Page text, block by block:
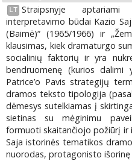
LT Straipsnyje
interpretavimo būdai Kazio
(Baimė)“ (1965/1966) ir
klausimas, kiek dramaturgo
socialinių faktorių ir yra
bendruomenę (kurios
Patrice’o Pavis strategijų
dramos teksto tipologija
dėmesys sutelkiamas į
sietinas su mėginimu
formuoti skaitančiojo požiūrį ir
Saja istorinės tematikos
nuorodas, protagonisto išorinę